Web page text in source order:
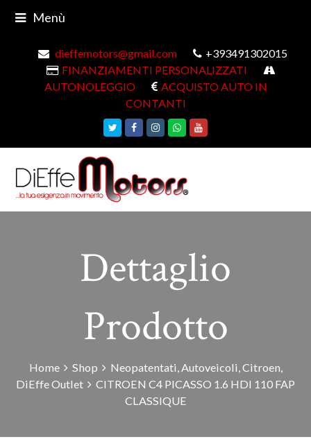
Menù
dieffemotors@gmail.com
+393491302015
FINANZIAMENTI PERSONALIZZATI
AUTONOLEGGIO
ACQUISTO AUTO IN
CONTANTI
TwitterFacebookInstagram
Whatsapp
Youtube
Dettaglio
Prodotto
Home Shop Neopatentati,Autoveicoli,Citroen,
DiEffe Outlet
CITROEN C4 PICASSO 1.6 HDI 110 FAP
CLASSIQUE